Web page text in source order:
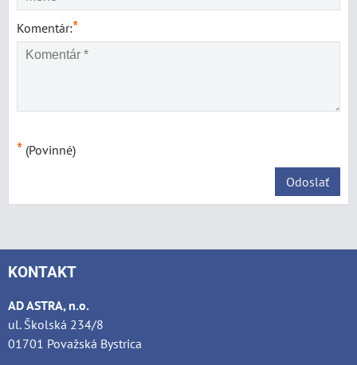
Komentár:*
* (Povinné)
Odoslať
KONTAKT
AD ASTRA, n.o.
ul. Školská 234/8
01701 Považská Bystrica